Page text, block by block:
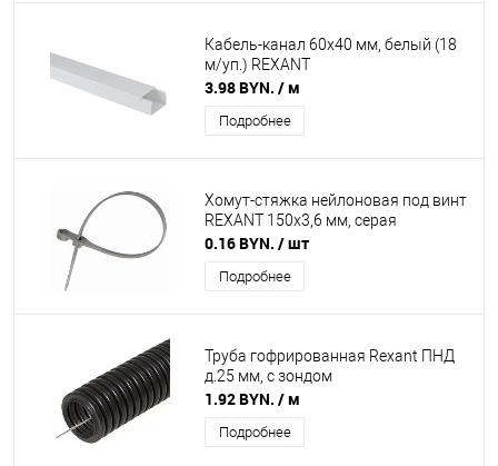
Кабель-канал 60х40 мм, белый (18
м/уп.) REXANT
3.98 BYN. / м
Подробнее
Хомут-стяжка нейлоновая под винт
REXANT 150x3,6 мм, серая
0.16 BYN. / шт
Подробнее
Труба гофрированная Rexant ПНД
д.25 мм, с зондом
1.92 BYN. / м
Подробнее